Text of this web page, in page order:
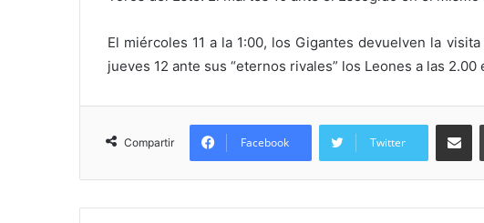
El miércoles 11 a la 1:00, los Gigantes devuelven la
jueves 12 ante sus “eternos rivales” los Leones a las
Compartir Facebook Twitter